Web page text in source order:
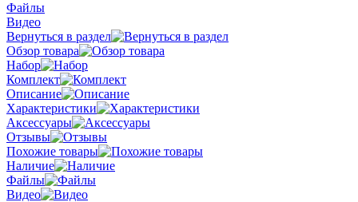
Файлы
Видео
Вернуться в раздел
Обзор товара
Набор
Комплект
Описание
Характеристики
Аксессуары
Отзывы
Похожие товары
Наличие
Файлы
Видео